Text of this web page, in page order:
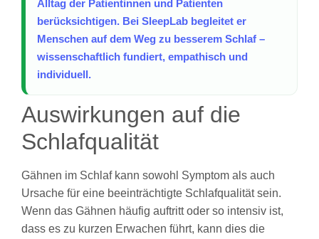
Alltag der Patientinnen und Patienten
berücksichtigen. Bei SleepLab begleitet er
Menschen auf dem Weg zu besserem Schlaf –
wissenschaftlich fundiert, empathisch und
individuell.
Auswirkungen auf die
Schlafqualität
Gähnen im Schlaf kann sowohl Symptom als auch
Ursache für eine beeinträchtigte Schlafqualität sein.
Wenn das Gähnen häufig auftritt oder so intensiv ist,
dass es zu kurzen Erwachen führt, kann dies die